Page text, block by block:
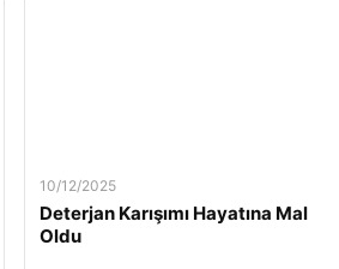
10/12/2025
Deterjan Karışımı Hayatına Mal
Oldu